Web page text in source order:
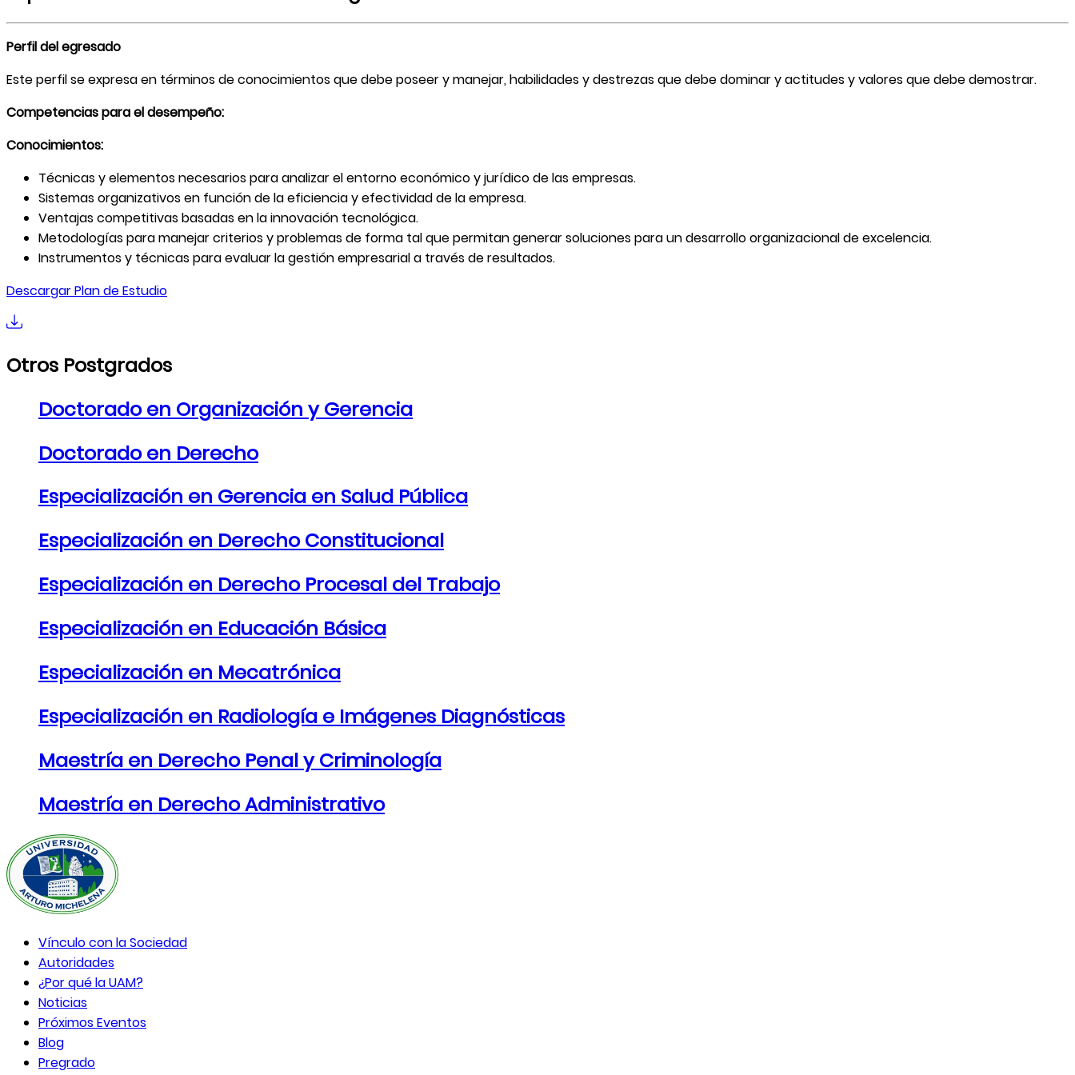
Perfil del egresado
Este perfil se expresa en términos de conocimientos que debe poseer y manejar, habilidades y destrezas que debe dominar y actitudes y valores que debe demostrar.
Competencias para el desempeño:
Conocimientos:
Técnicas y elementos necesarios para analizar el entorno económico y jurídico de las empresas.
Sistemas organizativos en función de la eficiencia y efectividad de la empresa.
Ventajas competitivas basadas en la innovación tecnológica.
Metodologías para manejar criterios y problemas de forma tal que permitan generar soluciones para un desarrollo organizacional de excelencia.
Instrumentos y técnicas para evaluar la gestión empresarial a través de resultados.
Descargar Plan de Estudio
Otros Postgrados
Doctorado en Organización y Gerencia
Doctorado en Derecho
Especialización en Gerencia en Salud Pública
Especialización en Derecho Constitucional
Especialización en Derecho Procesal del Trabajo
Especialización en Educación Básica
Especialización en Mecatrónica
Especialización en Radiología e Imágenes Diagnósticas
Maestría en Derecho Penal y Criminología
Maestría en Derecho Administrativo
Vínculo con la Sociedad
Autoridades
¿Por qué la UAM?
Noticias
Próximos Eventos
Blog
Pregrado